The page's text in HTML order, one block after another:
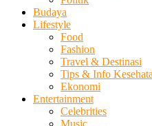
Budaya
Lifestyle
Food
Fashion
Travel & Destinasi
Tips & Info
Ekonomi
Entertainment
Celebrities
Music